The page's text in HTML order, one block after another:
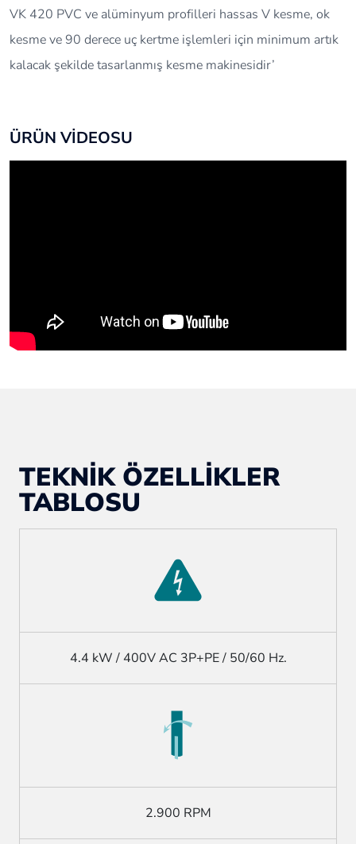
VK 420 PVC ve alüminyum profilleri hassas V kesme, ok
kesme ve 90 derece uç kertme işlemleri için minimum artık
kalacak şekilde tasarlanmış kesme makinesidir’
ÜRÜN VİDEOSU
TEKNİK ÖZELLİKLER
TABLOSU
4.4 kW / 400V AC 3P+PE / 50/60 Hz.
2.900 RPM